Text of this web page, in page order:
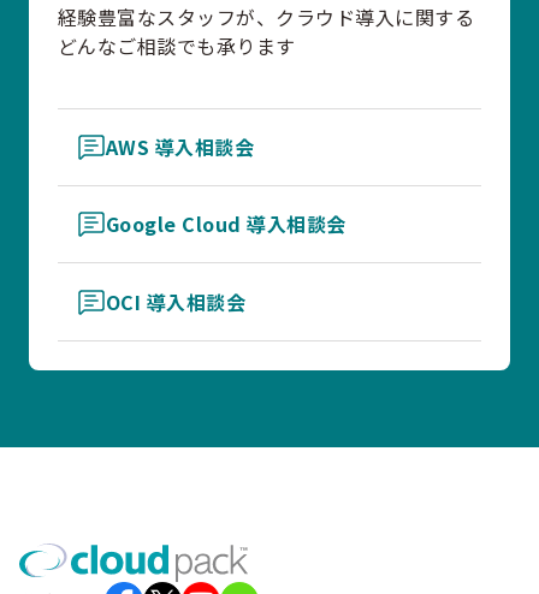
経験豊富なスタッフが、クラウド導入に関する
どんなご相談でも承ります
AWS 導入相談会
Google Cloud 導入相談会
OCI 導入相談会